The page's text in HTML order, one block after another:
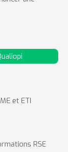
et ETI
RSE